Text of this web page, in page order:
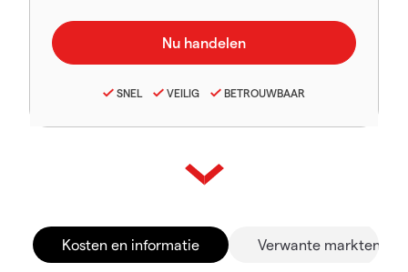
SNEL VEILIG BETROUWBAAR
Kosten en informatie Verwante markten